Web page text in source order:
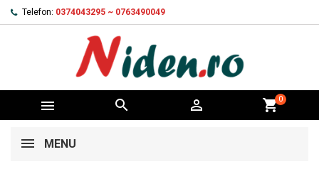
Telefon: 0374043295 ~ 0763490049
   shopping_cart0
MENU